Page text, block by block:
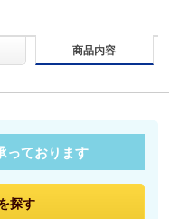
商品内容
っております
探す